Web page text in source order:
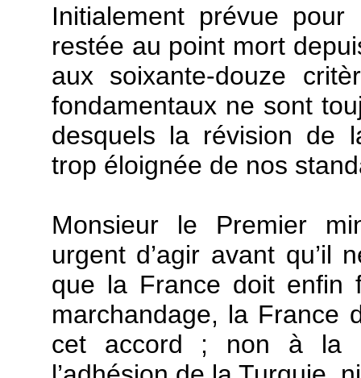
Initialement prévue
restée au point mort
aux soixante-douze
fondamentaux ne sont
desquels la révision de
trop éloignée de nos
Monsieur le Premier
urgent d’agir avant qu’il
que la France doit enfin
marchandage, la France
cet accord ; non à la